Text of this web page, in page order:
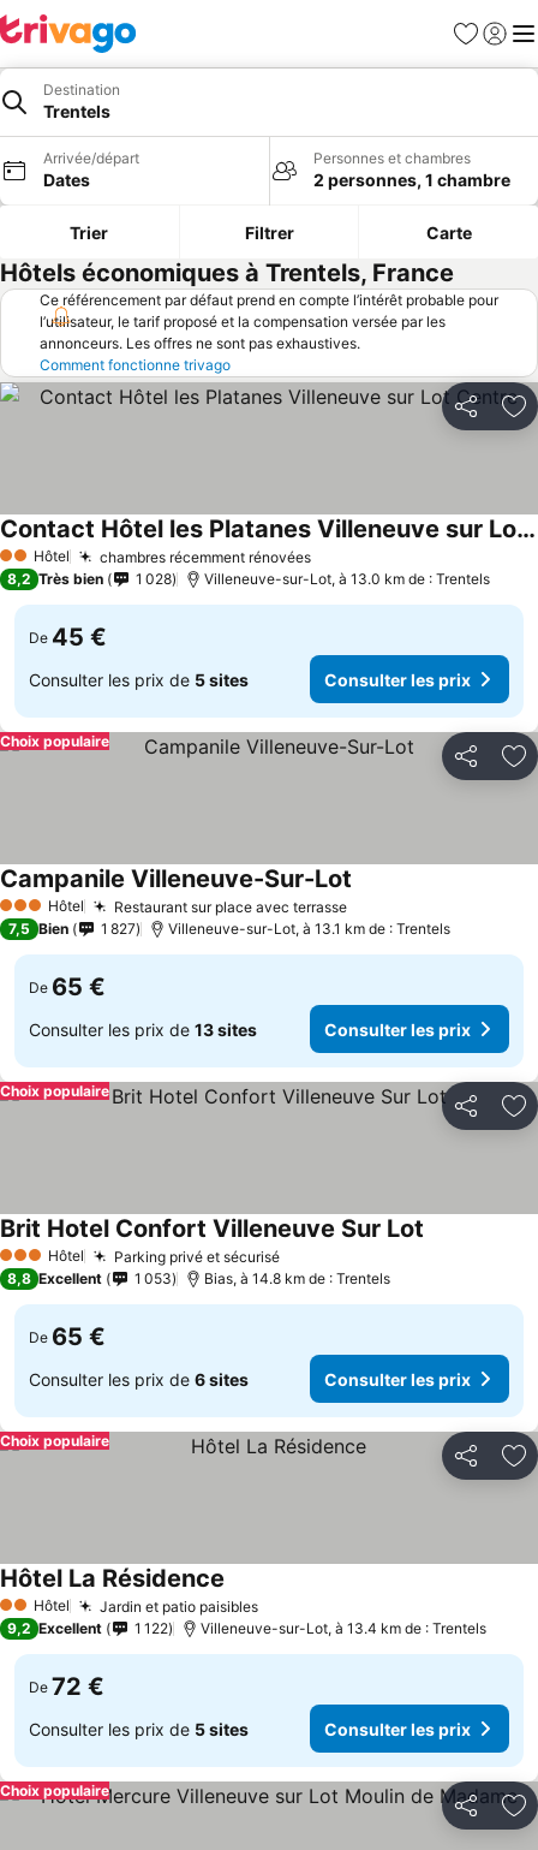
Favoris
Se
Destination
Trentels
Arrivée/départ
Dates
Personnes et chambres
2 personnes, 1 chambre
Trier Filtrer Carte
Hôtels économiques à Trentels, France
Ce référencement par défaut prend en compte l’intérêt probable pour
l’utilisateur, le tarif proposé et la compensation versée par les
annonceurs. Les offres ne sont pas exhaustives.
Comment fonctionne trivago
Partager
2 Étoiles
Hôtel chambres récemment rénovées
Contact Hôtel les Platanes Villeneuve sur Lot Centre
8,2 Très bien 1 028 Villeneuve-sur-Lot, à 13.0 km de : Trentels
De 45 €
Consulter les prix de 5 sites Consulter les prix
Partager
Choix populaire
3 ÉtoilesHôtel Restaurant sur place avec terrasse
Campanile Villeneuve-Sur-Lot
7,5 Bien 1 827 Villeneuve-sur-Lot, à 13.1 km de : Trentels
De 65 €
Consulter les prix de 13 sites Consulter les prix
Partager
Choix populaire
3 ÉtoilesHôtel Parking privé et sécurisé
Brit Hotel Confort Villeneuve Sur Lot
8,8 Excellent 1 053 Bias, à 14.8 km de : Trentels
De 65 €
Consulter les prix de 6 sites Consulter les prix
Partager
Choix populaire
2 Étoiles
Hôtel Jardin et patio paisibles
Hôtel La Résidence
9,2 Excellent 1 122 Villeneuve-sur-Lot, à 13.4 km de : Trentels
De 72 €
Consulter les prix de 5 sites Consulter les prix
Partager
Choix populaire